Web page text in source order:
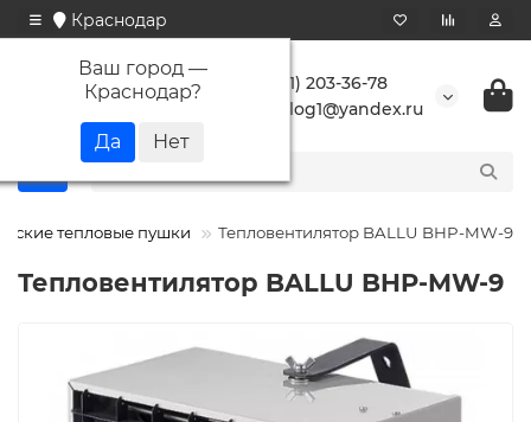
Краснодар
Ваш город —
Краснодар?
+7 (861) 203-36-78
buranlog1@yandex.ru
тепловые пушки Тепловентилятор BALLU BHP-MW-9
Тепловентилятор BALLU BHP-MW-9